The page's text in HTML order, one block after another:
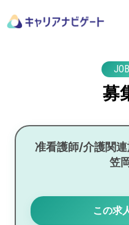
募
准看護師/介護関
笠
この求